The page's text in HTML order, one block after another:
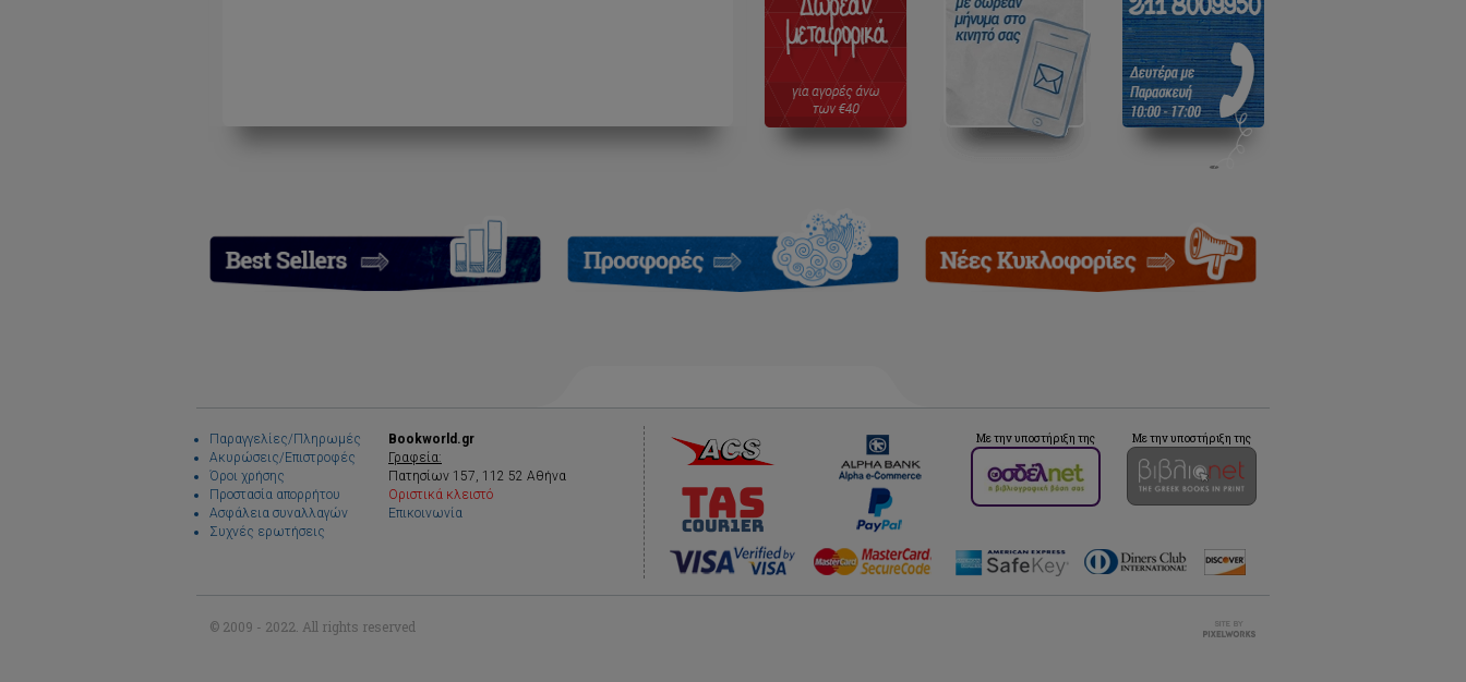
Παραγγελίες/Πληρωμές
Ακυρώσεις/Επιστροφές
Όροι χρήσης
Προστασία απορρήτου
Ασφάλεια συναλλαγών
Συχνές ερωτήσεις
Bookworld.gr
Γραφεία:
Πατησίων 157, 112 52 Αθήνα
Οριστικά κλειστό
Επικοινωνία
Με την υποστήριξη της Με την υποστήριξη της
© 2009 - 2022. All rights reserved